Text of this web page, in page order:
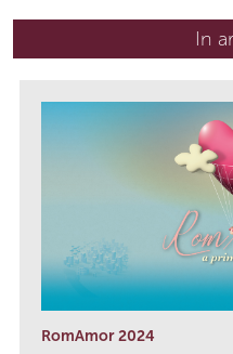
In
RomAmor 2024